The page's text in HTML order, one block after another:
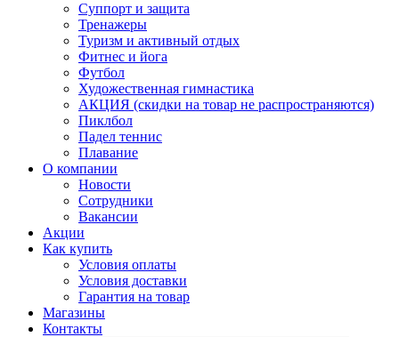
Суппорт и защита
Тренажеры
Туризм и активный отдых
Фитнес и йога
Футбол
Художественная гимнастика
АКЦИЯ (скидки на товар не распространяются)
Пиклбол
Падел теннис
Плавание
О компании
Новости
Сотрудники
Вакансии
Акции
Как купить
Условия оплаты
Условия доставки
Гарантия на товар
Магазины
Контакты